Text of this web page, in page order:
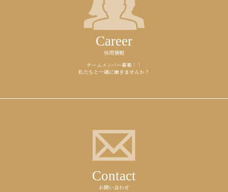
Career
採用情報
チームメンバー募集！！
私たちと一緒に働きませんか？
Contact
お問い合わせ